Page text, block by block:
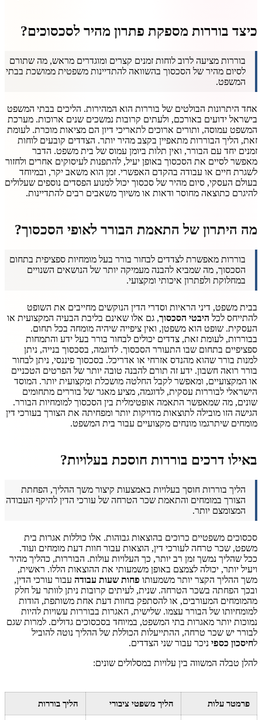
כיצד בוררות מספקת פתרון מהיר לסכסוכים?
בוררות מציעה לרוב לוחות זמנים קצרים ומוגדרים מראש, מה שתורם
לסיום מהיר של הסכסוך בהשוואה להתדיינות משפטית ממושכת בבתי
המשפט.
אחד היתרונות הבולטים של בוררות הוא המהירות. הליכים בבתי המשפט
בישראל ידועים באורכם, ולעתים קרובות נמשכים שנים ארוכות. מערכת
המשפט עמוסה, ותורים ארוכים לתאריכי דיון הם מציאות מוכרת. לעומת
זאת, הליך הבוררות מתאפיין בקצב מהיר יותר. הצדדים קובעים לוחות
זמנים יחד עם הבורר, ואין תלות ביומן עמוס של בית משפט. הדבר
מאפשר לסיים את הסכסוך באופן יעיל, להתפנות לעיסוקים אחרים ולחזור
לשגרת חיים או עבודה בהקדם האפשרי. זמן הוא משאב יקר, ובמיוחד
בעולם העסקי, סיום מהיר של סכסוך יכול למנוע הפסדים נוספים שעלולים
להיגרם כתוצאה מחוסר ודאות או משיוך משאבים רבים להתדיינות.
מה היתרון של התאמת הבורר לאופי הסכסוך?
בוררות מאפשרת לצדדים לבחור בורר בעל מומחיות ספציפית בתחום
הסכסוך, מה שמביא להבנה מעמיקה יותר של הנושאים השנויים
במחלוקת ולפתרון איכותי ומקצועי.
בבית משפט, דיני הראיות וסדרי הדין הנוקשים מחייבים את השופט
להתייחס לכל היבטי הסכסוך, גם אלו שאינם בליבת הבעיה המקצועית או
העסקית. שופט הוא משפטן, ואין ציפייה שיהיה מומחה בכל תחום.
בבוררות, לעומת זאת, צדדים יכולים לבחור בורר בעל ידע והתמחות
ספציפיים בתחום שבו התעורר הסכסוך. לדוגמה, בסכסוך בנייה, ניתן
למנות בורר שהוא מהנדס אזרחי או אדריכל. בסכסוך פיננסי, ניתן לבחור
בורר רואה חשבון. ידע זה תורם להבנה טובה יותר של הפרטים הטכניים
או המקצועיים, ומאפשר לקבל החלטה מושכלת ומקצועית יותר. המוסד
הישראלי לבוררות עסקית, לדוגמה, מציע מאגר של בוררים מתחומים
שונים, מה שמאפשר התאמה אופטימלית בין הסכסוך למומחיות הבורר.
הגישה הזו מובילה לתוצאות מדויקות יותר ומפחיתה את הצורך בעורכי דין
מומחים שיתרגמו מונחים מקצועיים עבור בית המשפט.
באילו דרכים בוררות חוסכת בעלויות?
הליך בוררות חוסך בעלויות באמצעות קיצור משך ההליך, הפחתת
הצורך במומחים והתאמת שכר הטרחה של עורכי הדין להיקף העבודה
המצומצם יותר.
סכסוכים משפטיים כרוכים בהוצאות גבוהות. אלו כוללות אגרות בית
משפט, שכר טרחה לעורכי דין, הוצאות עבור חוות דעת מומחים ועוד.
ככל שהליך נמשך זמן רב יותר, כך העלויות עולות. הבוררות, כהליך מהיר
ויעיל יותר, יכולה לצמצם באופן משמעותי את ההוצאות הללו. ראשית,
משך ההליך הקצר יותר משמעותו פחות שעות עבודה עבור עורכי הדין,
ובכך הפחתה בשכר הטרחה. שנית, לעיתים קרובות ניתן לוותר על חלק
מהמומחים המעורבים, או להסתפק בחוות דעת אחת משותפת, הודות
למומחיותו של הבורר עצמו. שלישית, האגרות בבוררות עשויות להיות
נמוכות יותר מאגרות בתי המשפט, במיוחד בסכסוכים גדולים. למרות שגם
לבורר יש שכר טרחה, ההתייעלות הכוללת של ההליך נוטה להוביל
לחיסכון כספי ניכר עבור שני הצדדים.
להלן טבלה המשווה בין עלויות במסלולים שונים:
פרמטר עלות הליך משפטי ציבורי הליך בוררות